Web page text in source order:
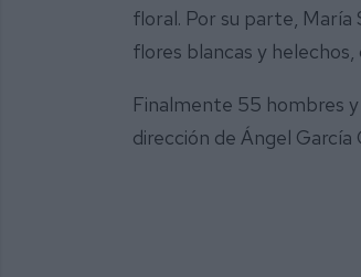
floral. Por su parte, María
flores blancas y
Finalmente 55 hombres
dirección de Ángel